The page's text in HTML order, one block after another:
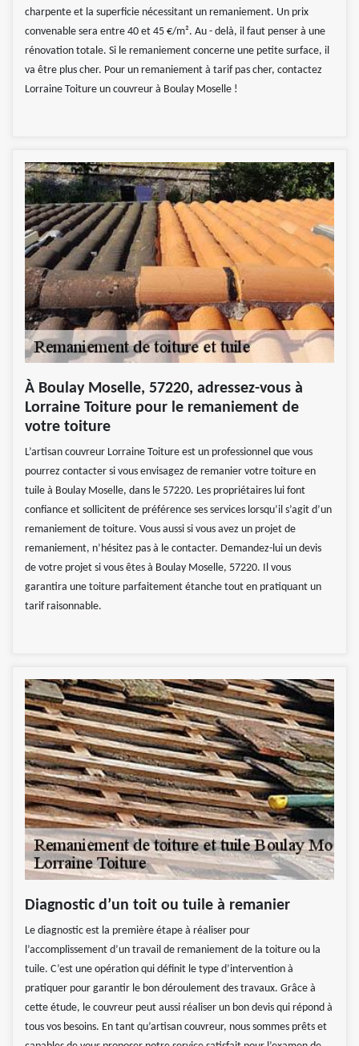
charpente et la superficie nécessitant un remaniement. Un prix
convenable sera entre 40 et 45 €/m². Au - delà, il faut penser à une
rénovation totale. Si le remaniement concerne une petite surface, il
va être plus cher. Pour un remaniement à tarif pas cher, contactez
Lorraine Toiture un couvreur à Boulay Moselle !
À Boulay Moselle, 57220, adressez-vous à
Lorraine Toiture pour le remaniement de
votre toiture
L’artisan couvreur Lorraine Toiture est un professionnel que vous
pourrez contacter si vous envisagez de remanier votre toiture en
tuile à Boulay Moselle, dans le 57220. Les propriétaires lui font
confiance et sollicitent de préférence ses services lorsqu’il s’agit d’un
remaniement de toiture. Vous aussi si vous avez un projet de
remaniement, n’hésitez pas à le contacter. Demandez-lui un devis
de votre projet si vous êtes à Boulay Moselle, 57220. Il vous
garantira une toiture parfaitement étanche tout en pratiquant un
tarif raisonnable.
Diagnostic d’un toit ou tuile à remanier
Le diagnostic est la première étape à réaliser pour
l’accomplissement d’un travail de remaniement de la toiture ou la
tuile. C’est une opération qui définit le type d’intervention à
pratiquer pour garantir le bon déroulement des travaux. Grâce à
cette étude, le couvreur peut aussi réaliser un bon devis qui répond à
tous vos besoins. En tant qu’artisan couvreur, nous sommes prêts et